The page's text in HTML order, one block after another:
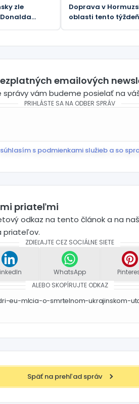
zle
Doprava v
oblasti tento týždeň
emailových
vám budeme posielať na
PRIHLÁSTE SA NA ODBER SPRÁV
súhlasím s podmienkami služieb a so
priateľmi
odkaz na tento článok a na
priateľov.
ZDIEĽAJTE CEZ SOCIÁLNE SIETE
WhatsApp
ALEBO SKOPÍRUJTE ODKAZ
eu-mlcia-o-smrtelnom-ukrajinskom-
Späť na prehľad správ